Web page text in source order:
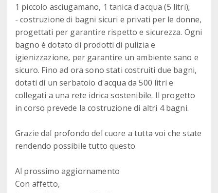
1 piccolo asciugamano, 1 tanica d'acqua (5 litri);
- costruzione di bagni sicuri e privati per le donne,
progettati per garantire rispetto e sicurezza. Ogni
bagno è dotato di prodotti di pulizia e
igienizzazione, per garantire un ambiente sano e
sicuro. Fino ad ora sono stati costruiti due bagni,
dotati di un serbatoio d'acqua da 500 litri e
collegati a una rete idrica sostenibile. Il progetto
in corso prevede la costruzione di altri 4 bagni.
Grazie dal profondo del cuore a tuttə voi che state
rendendo possibile tutto questo.
Al prossimo aggiornamento
Con affetto,